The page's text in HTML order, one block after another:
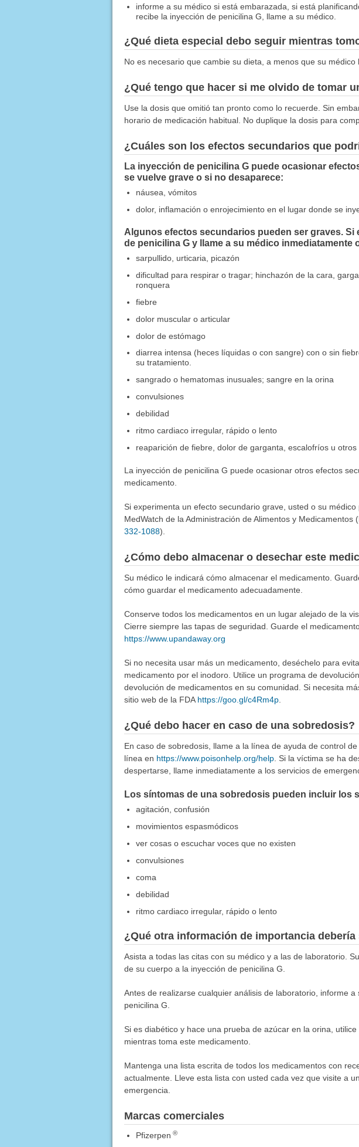
informe a su médico si está embarazada, si está
recibe la inyección de penicilina G, llame a su médico.
¿Qué dieta especial debo seguir mientras
No es necesario que cambie su dieta, a menos que su médico
¿Qué tengo que hacer si me olvido de tomar
Use la dosis que omitió tan pronto como lo recuerde. Sin
horario de medicación habitual. No duplique la dosis para
¿Cuáles son los efectos secundarios que
La inyección de penicilina G puede ocasionar
se vuelve grave o si no desaparece:
náusea, vómitos
dolor, inflamación o enrojecimiento en el lugar donde se
Algunos efectos secundarios pueden ser graves.
de penicilina G y llame a su médico
sarpullido, urticaria, picazón
dificultad para respirar o tragar; hinchazón de la cara,
ronquera
fiebre
dolor muscular o articular
dolor de estómago
diarrea intensa (heces líquidas o con sangre) con o sin
su tratamiento.
sangrado o hematomas inusuales; sangre en la orina
convulsiones
debilidad
ritmo cardiaco irregular, rápido o lento
reaparición de fiebre, dolor de garganta, escalofríos u
La inyección de penicilina G puede ocasionar otros efectos
medicamento.
Si experimenta un efecto secundario grave, usted o su
MedWatch de la Administración de Alimentos y Medicamentos
332-1088).
¿Cómo debo almacenar o desechar este
Su médico le indicará cómo almacenar el medicamento.
cómo guardar el medicamento adecuadamente.
Conserve todos los medicamentos en un lugar alejado de la
Cierre siempre las tapas de seguridad. Guarde el
https://www.upandaway.org
Si no necesita usar más un medicamento, deséchelo para
medicamento por el inodoro. Utilice un programa de
devolución de medicamentos en su comunidad. Si necesita
sitio web de la FDAhttps://goo.gl/c4Rm4p.
¿Qué debo hacer en caso de una sobredosis?
En caso de sobredosis, llame a la línea de ayuda de control
línea en https://www.poisonhelp.org/help. Si la víctima se ha
despertarse, llame inmediatamente a los servicios de
Los síntomas de una sobredosis pueden incluir los
agitación, confusión
movimientos espasmódicos
ver cosas o escuchar voces que no existen
convulsiones
coma
debilidad
ritmo cardiaco irregular, rápido o lento
¿Qué otra información de importancia debería
Asista a todas las citas con su médico y a las de laboratorio.
de su cuerpo a la inyección de penicilina G.
Antes de realizarse cualquier análisis de laboratorio, informe
penicilina G.
Si es diabético y hace una prueba de azúcar en la orina, utilice
mientras toma este medicamento.
Mantenga una lista escrita de todos los medicamentos con
actualmente. Lleve esta lista con usted cada vez que visite a
emergencia.
Marcas comerciales
Pfizerpen ®